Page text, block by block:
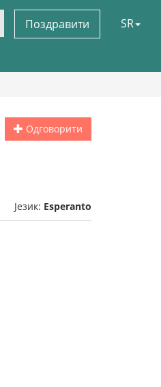
Поздравити SR
Одговорити
Језик: Esperanto